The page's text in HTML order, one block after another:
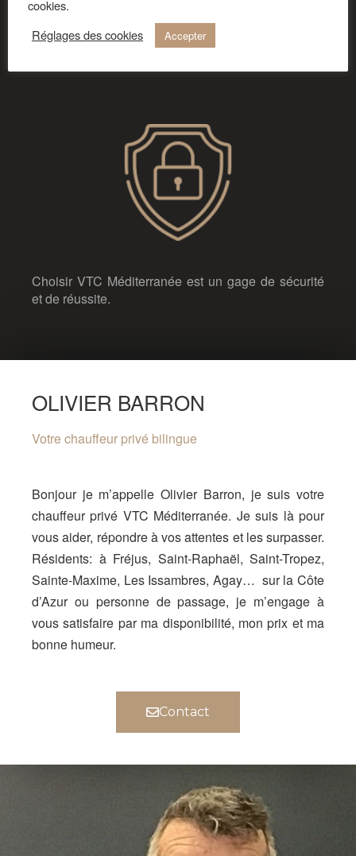
VTC Méditerranée est aussi présent auprès de vous
lors de grands événements: mariages, soirées
privées, enterrements de vie de jeune fille ou
Choisir VTC Méditerranée est un gage de sécurité
et de réussite.
OLIVIER BARRON
Votre chauffeur privé bilingue
Bonjour je m’appelle Olivier Barron, je suis votre
chauffeur privé VTC Méditerranée. Je suis là pour
vous aider, répondre à vos attentes et les surpasser.
Résidents: à Fréjus, Saint-Raphaël, Saint-Tropez,
Sainte-Maxime, Les Issambres, Agay… sur la Côte
d’Azur ou personne de passage, je m’engage à
vous satisfaire par ma disponibilité, mon prix et ma
bonne humeur.
Contact
cookies.
Réglages des cookies
Accepter